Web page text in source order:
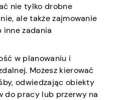
nie tylko drobne
ale także zajmowanie
inne zadania
w planowaniu i
Możesz kierować
odwiedzając obiekty
do pracy lub przerwy na